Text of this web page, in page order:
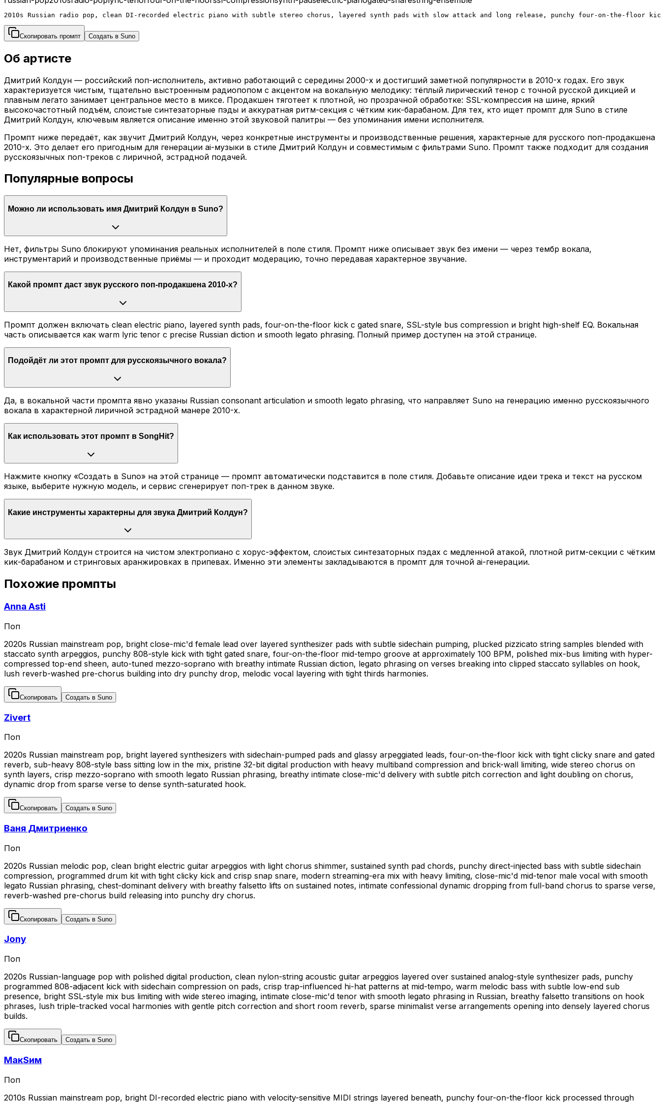
2010s Russian radio pop, clean DI-recorded electric piano with subtle stereo chorus, layered synth pads with slow attack and long release, punchy four-on-the-
Скопировать промпт Создать в Suno
Об артисте
Дмитрий Колдун — российский поп-исполнитель, активно работающий с середины 2000-х и достигший заметной популярности в 2010-х годах. Его звук
характеризуется чистым, тщательно выстроенным радиопопом с акцентом на вокальную мелодику: тёплый лирический тенор с точной русской дикцией и
плавным легато занимает центральное место в миксе. Продакшен тяготеет к плотной, но прозрачной обработке: SSL-компрессия на шине, яркий
высокочастотный подъём, слоистые синтезаторные пэды и аккуратная ритм-секция с чётким кик-барабаном. Для тех, кто ищет промпт для Suno в стиле
Дмитрий Колдун, ключевым является описание именно этой звуковой палитры — без упоминания имени исполнителя.
Промпт ниже передаёт, как звучит Дмитрий Колдун, через конкретные инструменты и производственные решения, характерные для русского поп-продакшена
2010-х. Это делает его пригодным для генерации ai-музыки в стиле Дмитрий Колдун и совместимым с фильтрами Suno. Промпт также подходит для создания
русскоязычных поп-треков с лиричной, эстрадной подачей.
Популярные вопросы
Можно ли использовать имя Дмитрий Колдун в Suno?
Нет, фильтры Suno блокируют упоминания реальных исполнителей в поле стиля. Промпт ниже описывает звук без имени — через тембр вокала,
инструментарий и производственные приёмы — и проходит модерацию, точно передавая характерное звучание.
Какой промпт даст звук русского поп-продакшена 2010-х?
Промпт должен включать clean electric piano, layered synth pads, four-on-the-floor kick с gated snare, SSL-style bus compression и bright high-shelf EQ. Вокальная
часть описывается как warm lyric tenor с precise Russian diction и smooth legato phrasing. Полный пример доступен на этой странице.
Подойдёт ли этот промпт для русскоязычного вокала?
Да, в вокальной части промпта явно указаны Russian consonant articulation и smooth legato phrasing, что направляет Suno на генерацию именно русскоязычного
вокала в характерной лиричной эстрадной манере 2010-х.
Как использовать этот промпт в SongHit?
Нажмите кнопку «Создать в Suno» на этой странице — промпт автоматически подставится в поле стиля. Добавьте описание идеи трека и текст на русском
языке, выберите нужную модель, и сервис сгенерирует поп-трек в данном звуке.
Какие инструменты характерны для звука Дмитрий Колдун?
Звук Дмитрий Колдун строится на чистом электропиано с хорус-эффектом, слоистых синтезаторных пэдах с медленной атакой, плотной ритм-секции с чётким
кик-барабаном и стринговых аранжировках в припевах. Именно эти элементы закладываются в промпт для точной ai-генерации.
Похожие промпты
Anna Asti
Поп
2020s Russian mainstream pop, bright close-mic'd female lead over layered synthesizer pads with subtle sidechain pumping, plucked pizzicato string samples blended with
staccato synth arpeggios, punchy 808-style kick with tight gated snare, four-on-the-floor mid-tempo groove at approximately 100 BPM, polished mix-bus limiting with hyper-
compressed top-end sheen, auto-tuned mezzo-soprano with breathy intimate Russian diction, legato phrasing on verses breaking into clipped staccato syllables on hook,
lush reverb-washed pre-chorus building into dry punchy drop, melodic vocal layering with tight thirds harmonies.
Скопировать Создать в Suno
Zivert
Поп
2020s Russian mainstream pop, bright layered synthesizers with sidechain-pumped pads and glassy arpeggiated leads, four-on-the-floor kick with tight clicky snare and gated
reverb, sub-heavy 808-style bass sitting low in the mix, pristine 32-bit digital production with heavy multiband compression and brick-wall limiting, wide stereo chorus on
synth layers, crisp mezzo-soprano with smooth legato Russian phrasing, breathy intimate close-mic'd delivery with subtle pitch correction and light doubling on chorus,
dynamic drop from sparse verse to dense synth-saturated hook.
Скопировать Создать в Suno
Ваня Дмитриенко
Поп
2020s Russian melodic pop, clean bright electric guitar arpeggios with light chorus shimmer, sustained synth pad chords, punchy direct-injected bass with subtle sidechain
compression, programmed drum kit with tight clicky kick and crisp snap snare, modern streaming-era mix with heavy limiting, close-mic'd mid-tenor male vocal with smooth
legato Russian phrasing, chest-dominant delivery with breathy falsetto lifts on sustained notes, intimate confessional dynamic dropping from full-band chorus to sparse verse,
reverb-washed pre-chorus build releasing into punchy dry chorus.
Скопировать Создать в Suno
Jony
Поп
2020s Russian-language pop with polished digital production, clean nylon-string acoustic guitar arpeggios layered over sustained analog-style synthesizer pads, punchy
programmed 808-adjacent kick with sidechain compression on pads, crisp trap-influenced hi-hat patterns at mid-tempo, warm melodic bass with subtle low-end sub
presence, bright SSL-style mix bus limiting with wide stereo imaging, intimate close-mic'd tenor with smooth legato phrasing in Russian, breathy falsetto transitions on hook
phrases, lush triple-tracked vocal harmonies with gentle pitch correction and short room reverb, sparse minimalist verse arrangements opening into densely layered chorus
builds.
Скопировать Создать в Suno
МакSим
Поп
2010s Russian mainstream pop, bright DI-recorded electric piano with velocity-sensitive MIDI strings layered beneath, punchy four-on-the-floor kick processed through